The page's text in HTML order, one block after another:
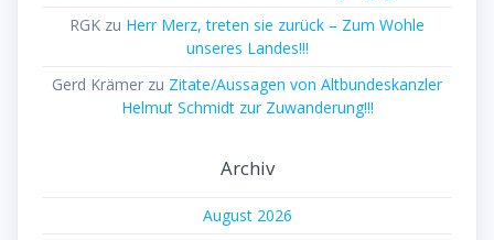
RGK zu Herr Merz, treten sie zurück – Zum Wohle
unseres Landes!!!
Gerd Krämer zu Zitate/Aussagen von Altbundeskanzler
Helmut Schmidt zur Zuwanderung!!!
Archiv
August 2026